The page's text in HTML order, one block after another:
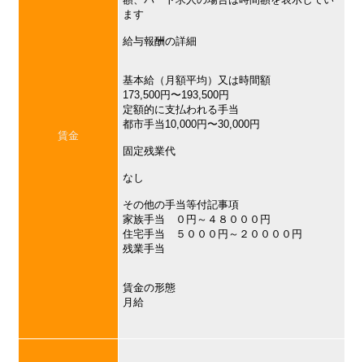
賃金
ます
給与報酬の詳細
基本給（月額平均）又は時間額
173,500円〜193,500円
定額的に支払われる手当
都市手当10,000円〜30,000円
固定残業代
なし
その他の手当等付記事項
家族手当 ０円～４８０００円
住宅手当 ５０００円～２００００円
残業手当
賃金の形態
月給